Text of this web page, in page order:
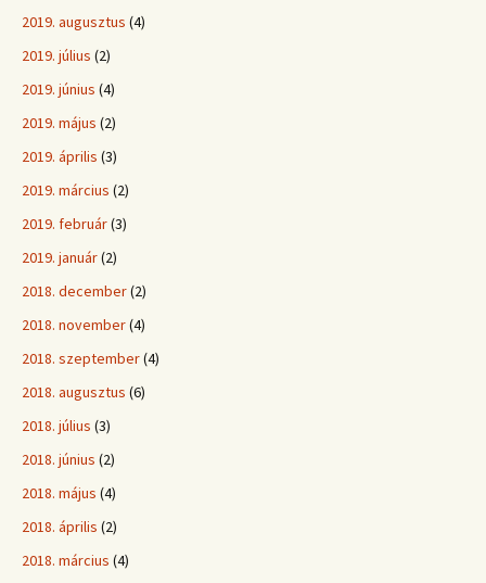
2019. augusztus (4)
2019. július (2)
2019. június (4)
2019. május (2)
2019. április (3)
2019. március (2)
2019. február(3)
2019. január(2)
2018. december(2)
2018. november(4)
2018. szeptember(4)
2018. augusztus (6)
2018. július (3)
2018. június (2)
2018. május (4)
2018. április (2)
2018. március (4)